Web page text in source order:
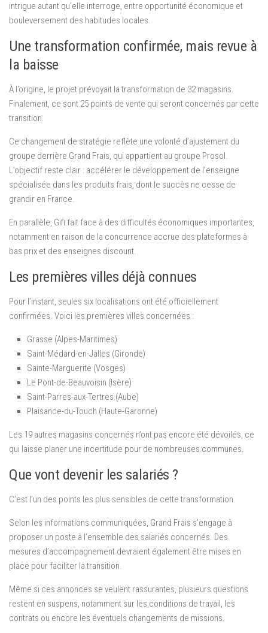
intrigue autant qu’elle interroge, entre opportunité économique et
bouleversement des habitudes locales.
Une transformation confirmée, mais revue à
la baisse
À l’origine, le projet prévoyait la transformation de 32 magasins.
Finalement, ce sont 25 points de vente qui seront concernés par cette
transition.
Ce changement de stratégie reflète une volonté d’ajustement du
groupe derrière Grand Frais, qui appartient au groupe Prosol.
L’objectif reste clair : accélérer le développement de l’enseigne
spécialisée dans les produits frais, dont le succès ne cesse de
grandir en France.
En parallèle, Gifi fait face à des difficultés économiques importantes,
notamment en raison de la concurrence accrue des plateformes à
bas prix et des enseignes discount.
Les premières villes déjà connues
Pour l’instant, seules six localisations ont été officiellement
confirmées. Voici les premières villes concernées :
Grasse (Alpes-Maritimes)
Saint-Médard-en-Jalles (Gironde)
Sainte-Marguerite (Vosges)
Le Pont-de-Beauvoisin (Isère)
Saint-Parres-aux-Tertres (Aube)
Plaisance-du-Touch (Haute-Garonne)
Les 19 autres magasins concernés n’ont pas encore été dévoilés, ce
qui laisse planer une incertitude pour de nombreuses communes.
Que vont devenir les salariés ?
C’est l’un des points les plus sensibles de cette transformation.
Selon les informations communiquées, Grand Frais s’engage à
proposer un poste à l’ensemble des salariés concernés. Des
mesures d’accompagnement devraient également être mises en
place pour faciliter la transition.
Même si ces annonces se veulent rassurantes, plusieurs questions
restent en suspens, notamment sur les conditions de travail, les
contrats ou encore les éventuels changements de missions.